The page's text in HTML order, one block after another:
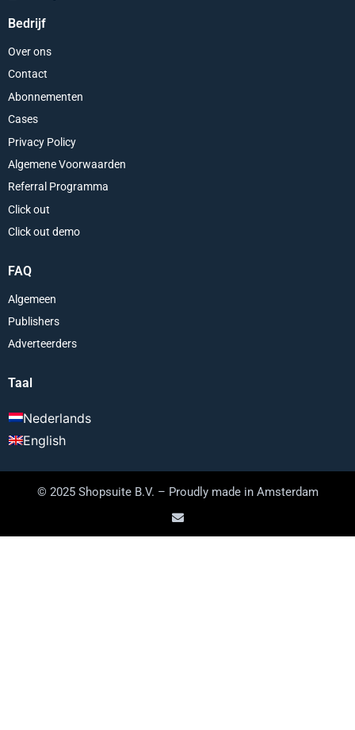
Bedrijf
Over ons
Contact
Abonnementen
Cases
Privacy Policy
Algemene Voorwaarden
Referral Programma
Click out
Click out demo
FAQ
Algemeen
Publishers
Adverteerders
Taal
Nederlands
English
© 2025 Shopsuite B.V. – Proudly made in Amsterdam